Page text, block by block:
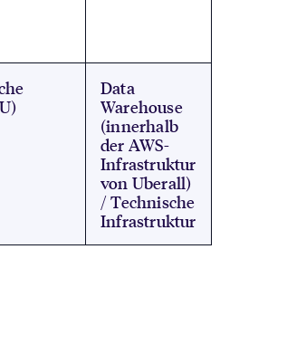
Data
Warehouse
(innerhalb
der AWS-
Infrastruktur
von Uberall)
/ Technische
Infrastruktur